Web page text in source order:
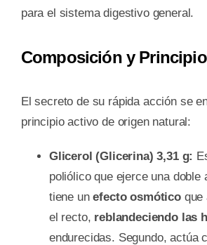
para el sistema digestivo general.
Composición y
El secreto de su rápida acción se
principio activo de origen natural:
Glicerol (Glicerina) 3,31 g:
poliólico que ejerce una doble
tiene unefecto osmóticoque
el recto, reblandeciendo las
endurecidas. Segundo, actúa